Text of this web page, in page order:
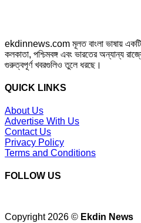
ekdinnews.com মূলত বাংলা ভাষায় একটি
কলকাতা, পশ্চিমবঙ্গ এবং ভারতের অন্যান্য
গুরুত্বপূর্ণ খবরগুলিও তুলে ধরছে।
QUICK LINKS
About Us
Advertise With Us
Contact Us
Privacy Policy
Terms and Conditions
FOLLOW US
Copyright 2026 © Ekdin News